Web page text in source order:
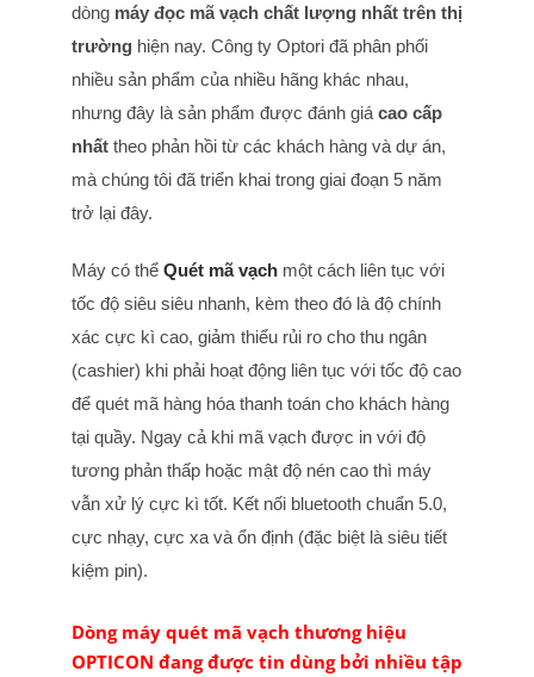
dòng máy đọc mã vạch chất lượng nhất trên thị
trườnghiện nay. Công ty Optori đã phân phối
nhiều sản phẩm của nhiều hãng khác nhau,
nhưng đây là sản phẩm được đánh giá cao cấp
nhấttheo phản hồi từ các khách hàng và dự án,
mà chúng tôi đã triển khai trong giai đoạn 5 năm
trở lại đây.
Máy có thể Quét mã vạchmột cách liên tục với
tốc độ siêu siêu nhanh, kèm theo đó là độ chính
xác cực kì cao, giảm thiểu rủi ro cho thu ngân
(cashier) khi phải hoạt động liên tục với tốc độ cao
để quét mã hàng hóa thanh toán cho khách hàng
tại quầy. Ngay cả khi mã vạch được in với độ
tương phản thấp hoặc mật độ nén cao thì máy
vẫn xử lý cực kì tốt. Kết nối bluetooth chuẩn 5.0,
cực nhạy, cực xa và ổn định (đặc biệt là siêu tiết
kiệm pin).
Dòng máy quét mã vạch thương hiệu
OPTICON đang được tin dùng bởi nhiều tập